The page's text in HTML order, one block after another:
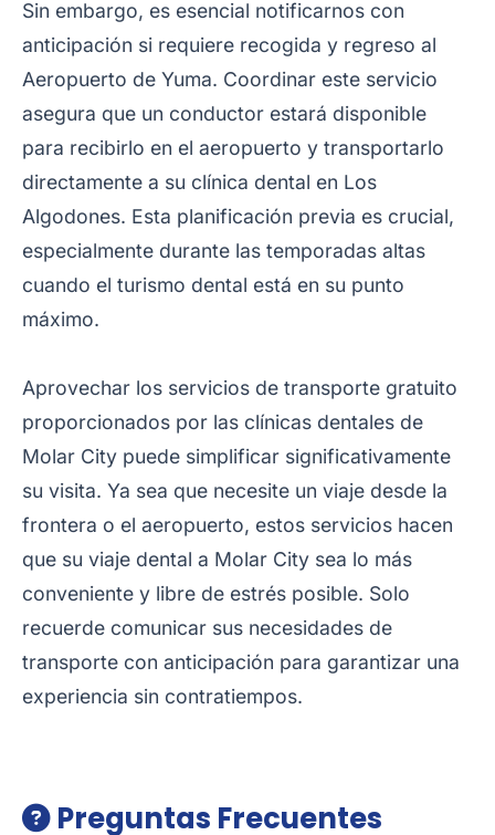
Sin embargo, es esencial notificarnos con
anticipación si requiere recogida y regreso al
Aeropuerto de Yuma. Coordinar este servicio
asegura que un conductor estará disponible
para recibirlo en el aeropuerto y transportarlo
directamente a su clínica dental en Los
Algodones. Esta planificación previa es crucial,
especialmente durante las temporadas altas
cuando el turismo dental está en su punto
máximo.
Aprovechar los servicios de transporte gratuito
proporcionados por las clínicas dentales de
Molar City puede simplificar significativamente
su visita. Ya sea que necesite un viaje desde la
frontera o el aeropuerto, estos servicios hacen
que su viaje dental a Molar City sea lo más
conveniente y libre de estrés posible. Solo
recuerde comunicar sus necesidades de
transporte con anticipación para garantizar una
experiencia sin contratiempos.
Preguntas Frecuentes